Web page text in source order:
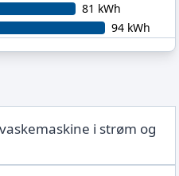
81 kWh
94 kWh
i strøm og